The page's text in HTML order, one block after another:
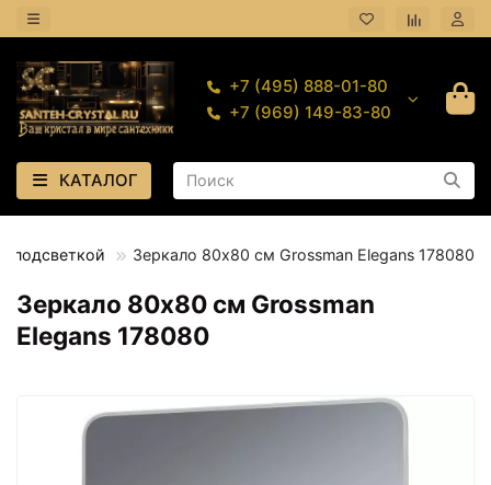
+7 (495) 888-01-80
+7 (969) 149-83-80
КАТАЛОГ
подсветкой Зеркало 80х80 см Grossman Elegans 178080
Зеркало 80х80 см Grossman
Elegans 178080